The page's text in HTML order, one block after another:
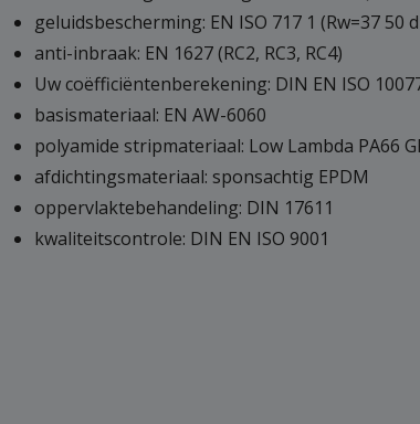
geluidsbescherming: EN ISO 717 1 (Rw=37 50
anti-inbraak: EN 1627 (RC2, RC3, RC4)
Uw coëfficiëntenberekening: DIN EN ISO
basismateriaal: EN AW-6060
polyamide stripmateriaal: Low Lambda PA66
afdichtingsmateriaal: sponsachtig EPDM
oppervlaktebehandeling: DIN 17611
kwaliteitscontrole: DIN EN ISO 9001